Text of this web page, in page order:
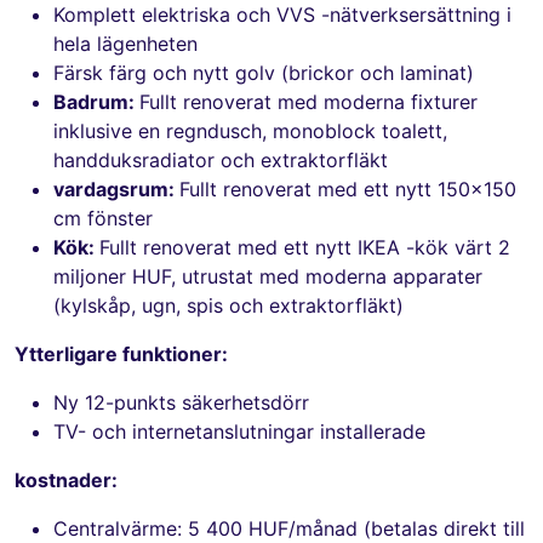
Komplett elektriska och VVS -nätverksersättning i
hela lägenheten
Färsk färg och nytt golv (brickor och laminat)
Badrum: Fullt renoverat med moderna fixturer
inklusive en regndusch, monoblock toalett,
handduksradiator och extraktorfläkt
vardagsrum: Fullt renoverat med ett nytt 150x150
cm fönster
Kök: Fullt renoverat med ett nytt IKEA -kök värt 2
miljoner HUF, utrustat med moderna apparater
(kylskåp, ugn, spis och extraktorfläkt)
Ytterligare funktioner:
Ny 12-punkts säkerhetsdörr
TV- och internetanslutningar installerade
kostnader:
Centralvärme: 5 400 HUF/månad (betalas direkt till